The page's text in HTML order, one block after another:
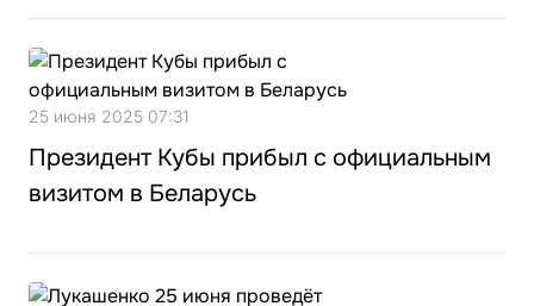
25 июня 2025 07:31
Президент Кубы прибыл с официальным
визитом в Беларусь